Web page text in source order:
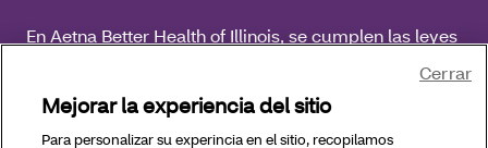
En Aetna Better Health of Illinois, se cumplen las leyes
discrimina por motivos de raza, color, nacionalidad,
edad, discapacidad o sexo.
Mejorar la experiencia del sitio
Para personalizar su experincia en el sitio, recopilamos
Cerrar